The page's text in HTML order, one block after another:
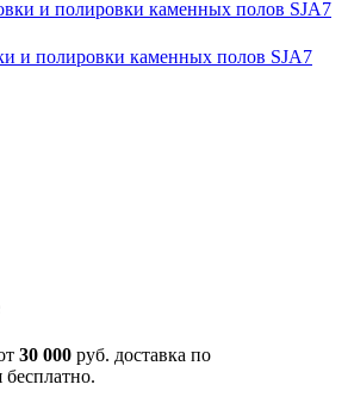
и полировки каменных полов SJA7
30 000 руб. доставка по